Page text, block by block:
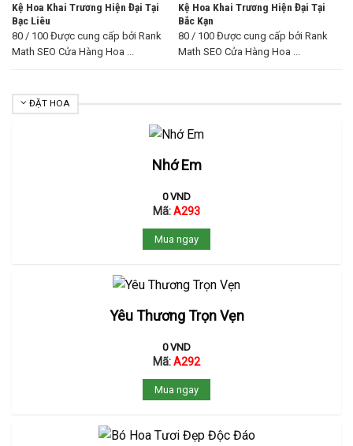
Kệ Hoa Khai Trương Hiện Đại Tại
Bạc Liêu
80 / 100 Được cung cấp bởi Rank
Math SEO Cửa Hàng Hoa ...
Kệ Hoa Khai Trương Hiện Đại Tại
Bắc Kạn
80 / 100 Được cung cấp bởi Rank
Math SEO Cửa Hàng Hoa ...
ĐẶT HOA
Nhớ Em
0VND
Mã:A293
Mua ngay
Yêu Thương Trọn Vẹn
0VND
Mã:A292
Mua ngay